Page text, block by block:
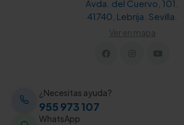
Avda. del Cuervo, 101.
41740, Lebrija. Sevilla.
Ver en mapa
¿Necesitas ayuda?
955 973 107
WhatsApp